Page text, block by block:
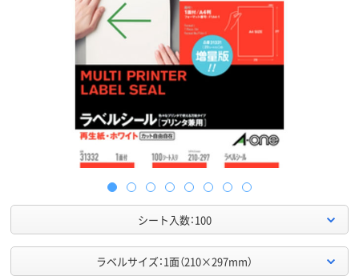
シート入数：100
ラベルサイズ：1面（210×297mm）